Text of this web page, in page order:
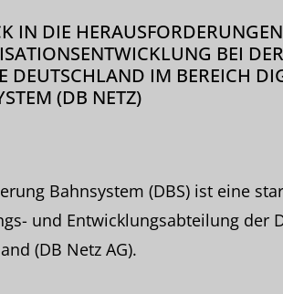
IN DIE
BEI
DEUTSCHLAND IM BEREICH
(DB NETZ)
Bahnsystem (DBS) ist eine
und Entwicklungsabteilung der
(DB Netz AG).